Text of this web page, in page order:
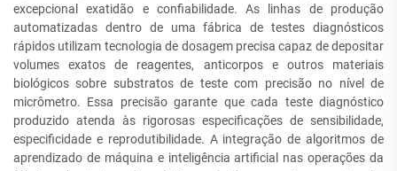
excepcional exatidão e confiabilidade. As linhas de produção
automatizadas dentro de uma fábrica de testes diagnósticos
rápidos utilizam tecnologia de dosagem precisa capaz de depositar
volumes exatos de reagentes, anticorpos e outros materiais
biológicos sobre substratos de teste com precisão no nível de
micrômetro. Essa precisão garante que cada teste diagnóstico
produzido atenda às rigorosas especificações de sensibilidade,
especificidade e reprodutibilidade. A integração de algoritmos de
aprendizado de máquina e inteligência artificial nas operações da